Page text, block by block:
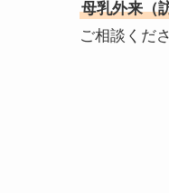
母乳外来（
ご相談くださ